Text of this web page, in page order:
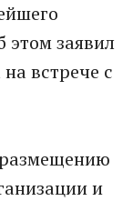
этом заявил
встрече с
размещению
и